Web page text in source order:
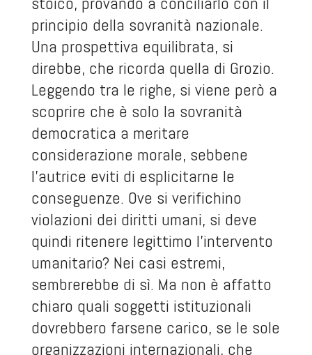
principio della sovranità nazionale.
Una prospettiva equilibrata, si
direbbe, che ricorda quella di Grozio.
Leggendo tra le righe, si viene però a
scoprire che è solo la sovranità
democratica a meritare
considerazione morale, sebbene
l’autrice eviti di esplicitarne le
conseguenze. Ove si verifichino
violazioni dei diritti umani, si deve
quindi ritenere legittimo l’intervento
umanitario? Nei casi estremi,
sembrerebbe di sì. Ma non è affatto
chiaro quali soggetti istituzionali
dovrebbero farsene carico, se le sole
organizzazioni internazionali, che